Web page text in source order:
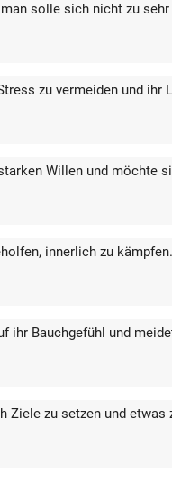
solle sich nicht zu
zu vermeiden und
Willen und möchte
innerlich zu kämpfen.
ihr Bauchgefühl und
Ziele zu setzen und etwas